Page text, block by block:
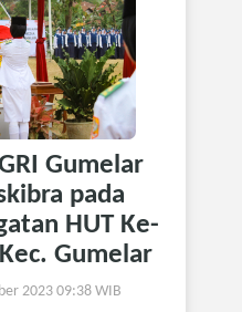
Gumelar
pada
HUT Ke-
Gumelar
2023 09:38 WIB